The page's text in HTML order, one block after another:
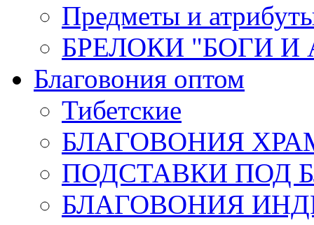
Предметы и
БРЕЛОКИ "БОГИ И
Благовония оптом
Тибетские
БЛАГОВОНИЯ
ПОДСТАВКИ ПОД
БЛАГОВОНИЯ